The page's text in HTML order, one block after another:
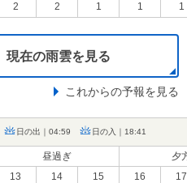
2 2 1 1 1
現在の雨雲を見る
これからの予報を見る
日の出｜04:59 日の入｜18:41
昼過ぎ 夕
13 14 15 16 17